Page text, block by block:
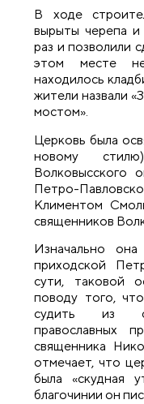
В ходе
вырыты черепа и
раз и позволили
этом месте
находилось
жители назвали
мостом».
Церковь была
новому
Волковысского
Петро-
Климентом
священников
Изначально
приходской
сути, таковой
поводу того,
судить из
православных
священника
отмечает, что
была «скудная
благочинии он